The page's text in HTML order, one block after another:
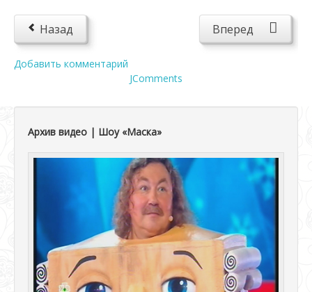
Назад Вперед
Добавить комментарий
JComments
Архив видео | Шоу «Маска»